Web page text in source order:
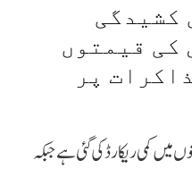
کشیدگی
کی قیمتوں
پر
میں کمی ریکارڈ کی گئی ہے جبکہ